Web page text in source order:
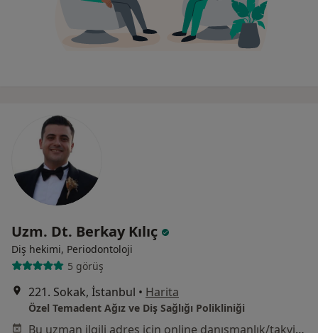
Uzm. Dt. Berkay Kılıç
Diş hekimi, Periodontoloji
5 görüş
221. Sokak, İstanbul • Harita
Özel Temadent Ağız ve Diş Sağlığı Polikliniği
Bu uzman ilgili adres için online danışmanlık/takvim sunmuyor.